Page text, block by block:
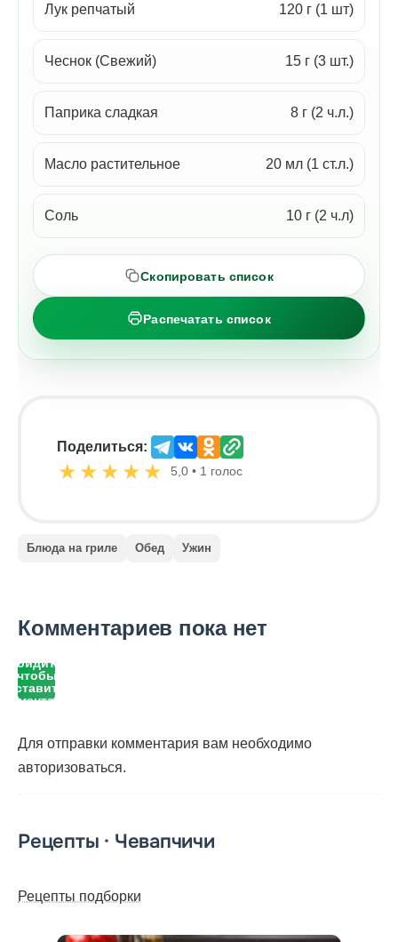
Лук репчатый 120 г (1 шт)
Чеснок (Свежий) 15 г (3 шт.)
Паприка сладкая 8 г (2 ч.л.)
Масло растительное 20 мл (1 ст.л.)
Соль 10 г (2 ч.л)
Скопировать список
Распечатать список
Поделиться:
★ ★ ★ ★ ★ 5,0 • 1 голос
Блюда на гриле Обед Ужин
Комментариев пока нет
Войдите,
чтобы
оставить
Для отправки комментария вам необходимо
авторизоваться.
Рецепты · Чевапчичи
Рецепты подборки